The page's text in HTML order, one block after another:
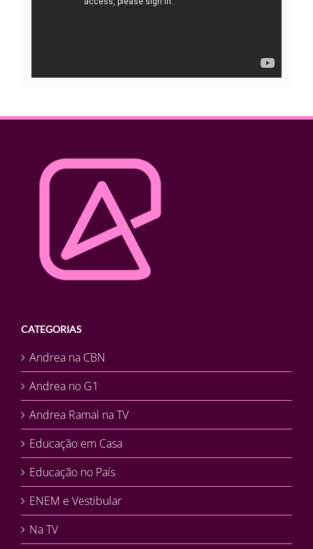
CATEGORIAS
Andrea na CBN
Andrea no G1
Andrea Ramal na TV
Educação em Casa
Educação no País
ENEM e Vestibular
Na TV